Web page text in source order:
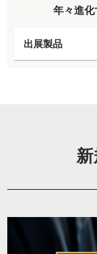
年々進
出展製品